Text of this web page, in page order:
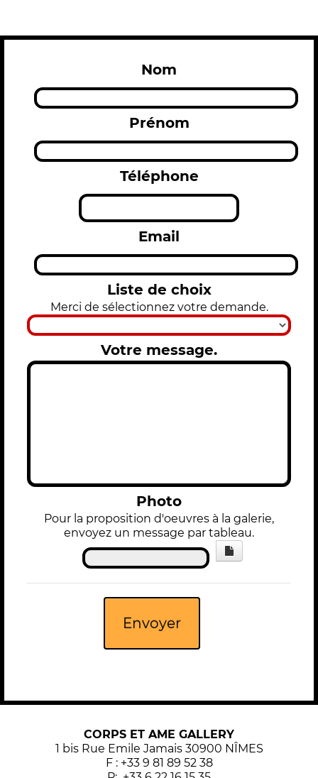
Nom
Prénom
Téléphone
Email
Liste de choix
Merci de sélectionnez votre demande.
Votre message.
Photo
Pour la proposition d'oeuvres à la galerie,
envoyez un message par tableau.
Envoyer
CORPS ET AME GALLERY
1 bis Rue Emile Jamais 30900 NÎMES
F : +33 9 81 89 52 38